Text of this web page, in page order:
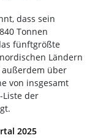
dass sein
Tonnen
fünftgrößte
Ländern
über
von insgesamt
Liste der
2025